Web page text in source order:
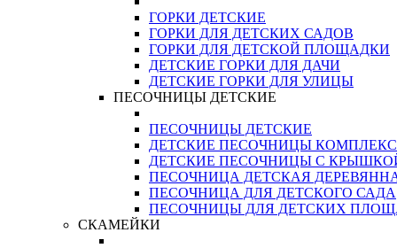
ГОРКИ ДЕТСКИЕ
ГОРКИ ДЛЯ ДЕТСКИХ САДОВ
ГОРКИ ДЛЯ ДЕТСКОЙ ПЛОЩАДКИ
ДЕТСКИЕ ГОРКИ ДЛЯ ДАЧИ
ДЕТСКИЕ ГОРКИ ДЛЯ УЛИЦЫ
ПЕСОЧНИЦЫ ДЕТСКИЕ
ПЕСОЧНИЦЫ ДЕТСКИЕ
ДЕТСКИЕ ПЕСОЧНИЦЫ
ДЕТСКИЕ ПЕСОЧНИЦЫ С
ПЕСОЧНИЦА ДЕТСКАЯ
ПЕСОЧНИЦА ДЛЯ ДЕТСКОГО САДА
ПЕСОЧНИЦЫ ДЛЯ ДЕТСКИХ
СКАМЕЙКИ